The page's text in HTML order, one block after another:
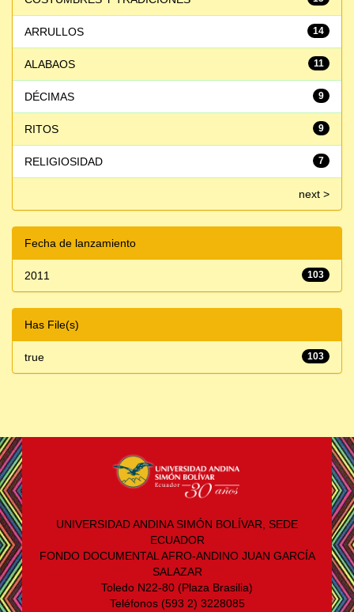
14
ARRULLOS
11
ALABAOS
9
DÉCIMAS
9
RITOS
7
RELIGIOSIDAD
next >
Fecha de lanzamiento
103
2011
Has File(s)
103
true
UNIVERSIDAD ANDINA SIMÓN BOLÍVAR, SEDE
ECUADOR
FONDO DOCUMENTAL AFRO-ANDINO JUAN GARCÍA
SALAZAR
Toledo N22-80 (Plaza Brasilia)
Teléfonos (593 2) 3228085